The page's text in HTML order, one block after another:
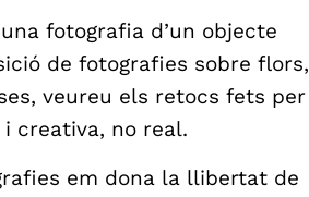
fotografia d’un objecte
de fotografies sobre flors,
veureu els retocs fets per
creativa, no real.
em dona la llibertat de